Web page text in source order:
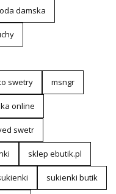
damska
swetry msngr
online
swetr
sklep ebutik.pl
sukienki butik